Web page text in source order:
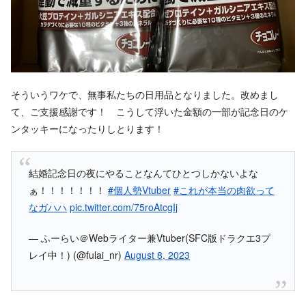
そういうワケで、無事私たちの日用品となりました。改めまし
て、ご支援感謝です！ こうして浮いた金額の一部が記念日のケ
ンタッキーになったりしとります！
結婚記念日の夜にやることなんてひとつしかないよな
ぁ！！！！！！！#個人勢Vtuber #これが本当の肉欲って
なガハハ pic.twitter.com/75roAtcgIj
— ふーらい＠Webライター兼Vtuber(SFC版ドラクエ3プ
レイ中！) (@fulai_nr)August 8, 2023